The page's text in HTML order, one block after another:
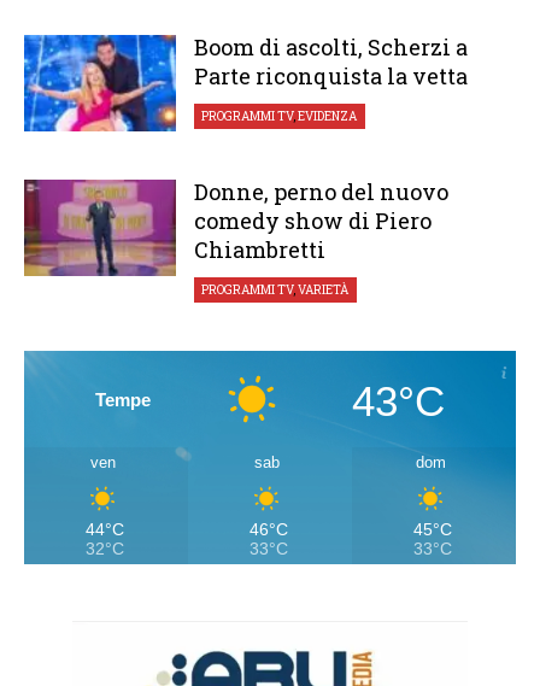
Boom di ascolti, Scherzi a
Parte riconquista la vetta
PROGRAMMI TV,EVIDENZA
Donne, perno del nuovo
comedy show di Piero
Chiambretti
PROGRAMMI TV,VARIETÀ
Tempe 43°C
ven
44°C
32°C
sab
46°C
33°C
dom
45°C
33°C